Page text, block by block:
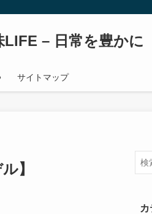
笑） このサイトもスター・ウォーズ、
– 日常を豊かに
サイトマップ
】